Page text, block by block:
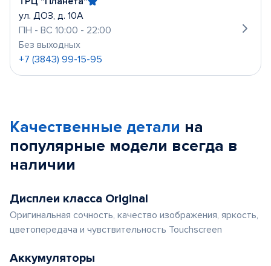
ул. ДОЗ, д. 10А
ПН - ВС 10:00 - 22:00
Без выходных
+7 (3843) 99-15-95
Качественные детали на
популярные модели всегда в
наличии
Дисплеи класса Original
Оригинальная сочность, качество изображения, яркость,
цветопередача и чувствительность Touchscreen
Аккумуляторы